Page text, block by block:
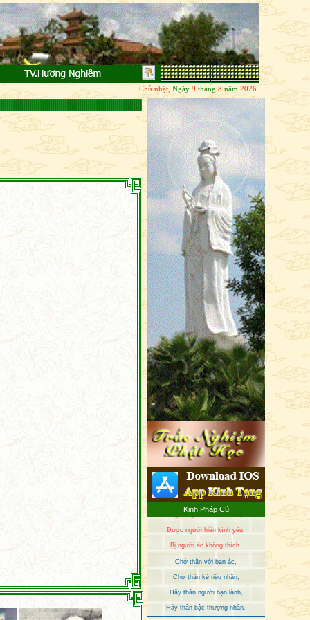
diệt, Tương lai thì chưa đến; Chỉ có pháp hiện tại, Tuệ quán chính ở đây; Không
Chủ nhật, Ngày9 tháng 8năm 2026
Kinh Pháp Cú
Nếu thấy bậc hiền trí,
Chỉ lối và khiển trách,
Như chỉ chỗ chôn vàng,
Hãy thân cận người trí!
Thân cận người như vậy,
Chỉ tốt hơn, không xấu
Những người hay khuyên dạy,
Ngăn người khác làm ác,
Được người hiền kính yêu,
Chớ thân kẻ tiểu nhân,
Hãy thân người bạn lành,
Hãy thân bậc thượng nhân.
Pháp hỷ đem an lạc,
Với tâm tư thuần định,